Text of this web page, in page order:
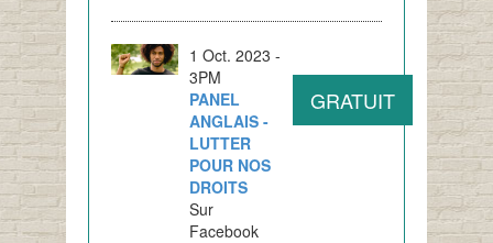
1 Oct. 2023 -
3PM
PANEL
ANGLAIS -
LUTTER
POUR NOS
DROITS
Sur
Facebook
GRATUIT